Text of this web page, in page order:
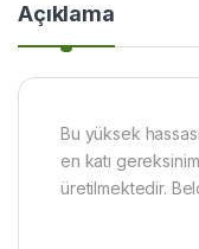
Açıklama
Bu yüksek
en katı
üretilmektedir.